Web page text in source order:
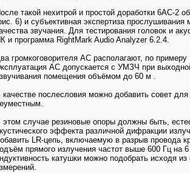
такой нехитрой и простой доработки 6АС-2
6) и субъективная экспертиза
звучания. Для тестирования головок и
и программа RightMark Audio Analyzer 6.2.4.
громкоговорителя АС располагают, по
АС допускается с УМЗЧ при
помещения объёмом до 60 м .
качестве послесловия можно добавить совет
этом случае резиновые опоры должны быть,
эффекта различной дифракции
LR-цепь, включаемую в разрыв провода
прямого излучения частот выше 600 Гц на
катушки можно подобрать исходя